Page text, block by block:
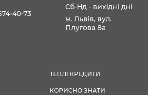
40-73
Сб-Нд - вихідні дні
м. Львів, вул.
Плугова 8а
ТЕПЛІ КРЕДИТИ
КОРИСНО ЗНАТИ